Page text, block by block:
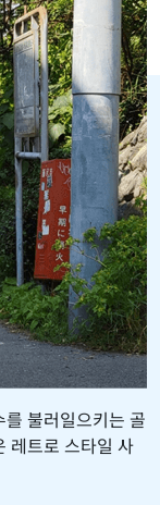
불러일으키는 골
레트로 스타일 사